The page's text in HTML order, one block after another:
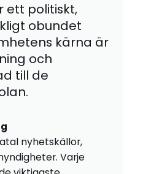
ett politiskt,
obundet
kärna är
och
till de
nyhetskällor,
Varje